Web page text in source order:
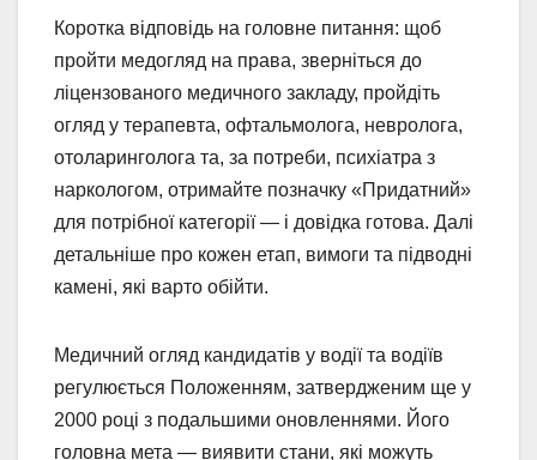
Коротка відповідь на головне питання: щоб
пройти медогляд на права, зверніться до
ліцензованого медичного закладу, пройдіть
огляд у терапевта, офтальмолога, невролога,
отоларинголога та, за потреби, психіатра з
наркологом, отримайте позначку «Придатний»
для потрібної категорії — і довідка готова. Далі
детальніше про кожен етап, вимоги та підводні
камені, які варто обійти.
Медичний огляд кандидатів у водії та водіїв
регулюється Положенням, затвердженим ще у
2000 році з подальшими оновленнями. Його
головна мета — виявити стани, які можуть